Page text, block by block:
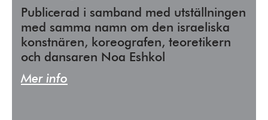
Publicerad i samband med utställningen
med samma namn om den israeliska
konstnären, koreografen, teoretikern
och dansaren Noa Eshkol
Mer info